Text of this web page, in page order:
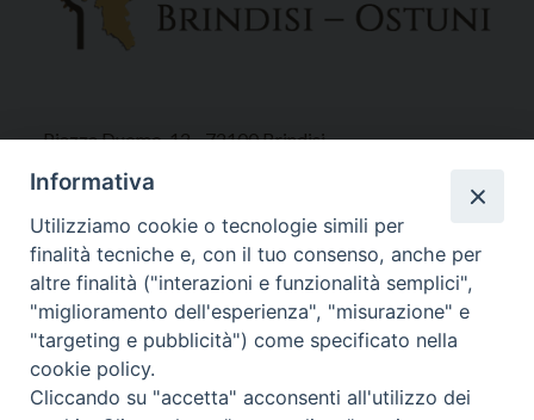
Piazza Duomo, 12 - 72100 Brindisi
Tel 0831.521958
Fax 0831.528315
Orari Curia
Mar. / Mer. / Giov. ore 9 - 13
nei mesi estivi solo Martedì ore 9 - 13
Informativa
Utilizziamo cookie o tecnologie simili per
finalità tecniche e, con il tuo consenso, anche per
altre finalità ("interazioni e funzionalità semplici",
"miglioramento dell'esperienza", "misurazione" e
"targeting e pubblicità") come specificato nella
cookie policy.
Cliccando su "accetta" acconsenti all'utilizzo dei